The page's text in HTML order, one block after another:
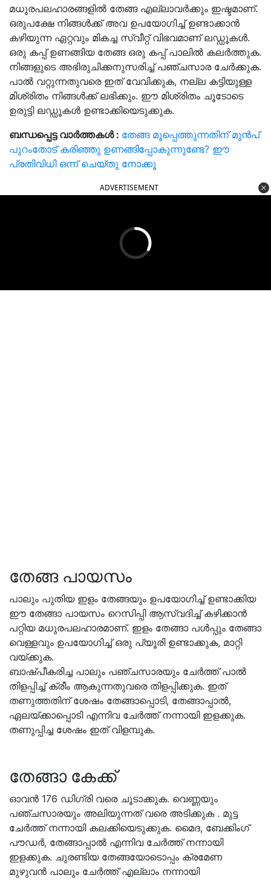
മധുരപലഹാരങ്ങളിൽ തേങ്ങ എല്ലാവർക്കും ഇഷ്ടമാണ്.
ഒരുപക്ഷേ നിങ്ങൾക്ക് അവ ഉപയോഗിച്ച് ഉണ്ടാക്കാൻ
കഴിയുന്ന ഏറ്റവും മികച്ച സ്വീറ്റ് വിഭവമാണ് ലഡ്ഡൂകൾ.
ഒരു കപ്പ് ഉണങ്ങിയ തേങ്ങ ഒരു കപ്പ് പാലിൽ കലർത്തുക.
നിങ്ങളുടെ അഭിരുചിക്കനുസരിച്ച് പഞ്ചസാര ചേർക്കുക.
പാൽ വറ്റുന്നതുവരെ ഇത് വേവിക്കുക, നല്ല കട്ടിയുള്ള
മിശ്രിതം നിങ്ങൾക്ക് ലഭിക്കും. ഈ മിശ്രിതം ചൂടോടെ
ഉരുട്ടി ലഡ്ഡൂകൾ ഉണ്ടാക്കിയെടുക്കുക.
ബന്ധപ്പെട്ട വാർത്തകൾ : തേങ്ങ മൂപ്പെത്തുന്നതിന് മുൻപ്
പുറംതോട് കരിഞ്ഞു ഉണങ്ങിപ്പോകുന്നുണ്ടേ? ഈ
പ്രതിവിധി ഒന്ന് ചെയ്തു നോക്കൂ
ADVERTISEMENT
തേങ്ങ പായസം
പാലും പുതിയ ഇളം തേങ്ങയും ഉപയോഗിച്ച് ഉണ്ടാക്കിയ
ഈ തേങ്ങാ പായസം റെസിപ്പി ആസ്വദിച്ച് കഴിക്കാൻ
പറ്റിയ മധുരപലഹാരമാണ്. ഇളം തേങ്ങാ പൾപ്പും തേങ്ങാ
വെള്ളവും ഉപയോഗിച്ച് ഒരു പ്യൂരി ഉണ്ടാക്കുക, മാറ്റി
വയ്ക്കുക.
ബാഷ്പീകരിച്ച പാലും പഞ്ചസാരയും ചേർത്ത് പാൽ
തിളപ്പിച്ച് ക്രീം ആകുന്നതുവരെ തിളപ്പിക്കുക. ഇത്
തണുത്തതിന് ശേഷം തേങ്ങാപ്പൊടി, തേങ്ങാപ്പാൽ,
ഏലയ്ക്കാപ്പൊടി എന്നിവ ചേർത്ത് നന്നായി ഇളക്കുക.
തണുപ്പിച്ച ശേഷം ഇത് വിളമ്പുക.
തേങ്ങാ കേക്ക്
ഓവൻ 176 ഡിഗ്രി വരെ ചൂടാക്കുക. വെണ്ണയും
പഞ്ചസാരയും അലിയുന്നത് വരെ അടിക്കുക . മുട്ട
ചേർത്ത് നന്നായി കലക്കിയെടുക്കുക. മൈദ, ബേക്കിംഗ്
പൗഡർ, തേങ്ങാപ്പാൽ എന്നിവ ചേർത്ത് നന്നായി
ഇളക്കുക. ചുരണ്ടിയ തേങ്ങയോടൊപ്പം ക്രമേണ
മുഴുവൻ പാലും ചേർത്ത് എല്ലാം നന്നായി